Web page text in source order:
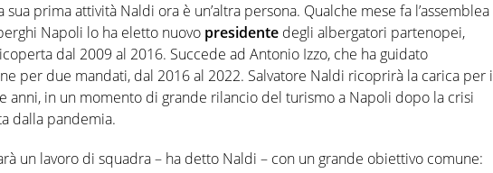
sua prima attività Naldi ora è un’altra persona. Qualche mese fa l’assemblea
Napoli lo ha eletto nuovo presidente degli albergatori partenopei,
dal 2009 al 2016. Succede ad Antonio Izzo, che ha guidato
per due mandati, dal 2016 al 2022. Salvatore Naldi ricoprirà la carica per i
anni, in un momento di grande rilancio del turismo a Napoli dopo la crisi
dalla pandemia.
un lavoro di squadra – ha detto Naldi – con un grande obiettivo comune: